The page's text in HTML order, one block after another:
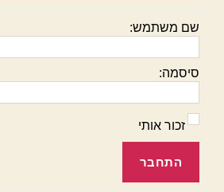
שם משתמש:
סיסמה:
זכור אותי
התחבר